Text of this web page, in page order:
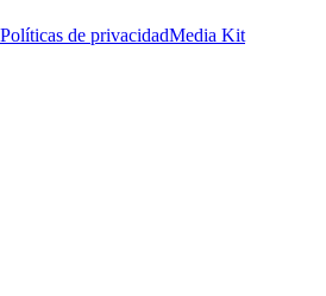
Políticas de privacidadMedia Kit